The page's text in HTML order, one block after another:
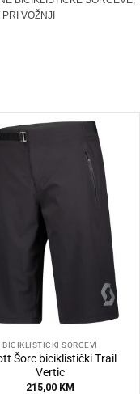
VOŽNJI
BICIKLISTIČKI ŠORCEVI
Šorc biciklistički Trail
Vertic
215,00 KM